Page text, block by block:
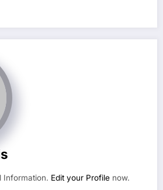
Information. Edit your Profile now.